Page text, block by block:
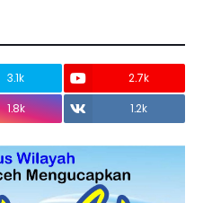
3.1k
2.7k
1.8k 1.2k